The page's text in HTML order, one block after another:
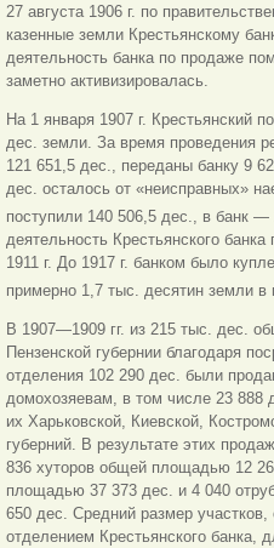
27 августа 1906 г. по
казенные земли Крестьянскому
деятельность банка по продаже
заметно активизировалась.
На 1 января 1907 г. Крестьянский
дес. земли. За время проведения
121 651,5 дес., переданы банку 9
дес. осталось от «неисправных»
поступили 140 506,5 дес., в банк —
деятельность Крестьянского
1911 г. До 1917 г. банком было
примерно 1,7 тыс. десятин земли в
В 1907—1909 гг. из 215 тыс. дес.
Пензенской губернии благодаря
отделения 102 290 дес. были
домохозяевам, в том числе 23 888
их Харьковской, Киевской,
губерний. В результате этих
836 хуторов общей площадью 12
площадью 37 373 дес. и 4 040
650 дес. Средний размер
отделением Крестьянского банка,